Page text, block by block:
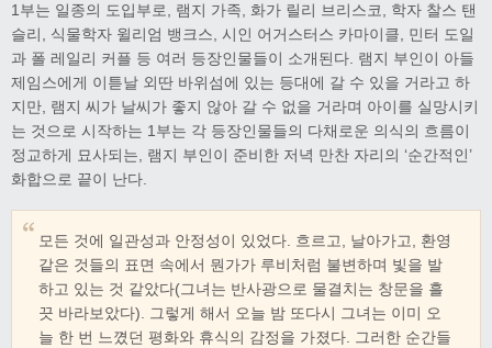
1부는 일종의 도입부로, 램지 가족, 화가 릴리 브리스코, 학자 찰스 탠
슬리, 식물학자 윌리엄 뱅크스, 시인 어거스터스 카마이클, 민터 도일
과 폴 레일리 커플 등 여러 등장인물들이 소개된다. 램지 부인이 아들
제임스에게 이튿날 외딴 바위섬에 있는 등대에 갈 수 있을 거라고 하
지만, 램지 씨가 날씨가 좋지 않아 갈 수 없을 거라며 아이를 실망시키
는 것으로 시작하는 1부는 각 등장인물들의 다채로운 의식의 흐름이
정교하게 묘사되는, 램지 부인이 준비한 저녁 만찬 자리의 ‘순간적인’
화합으로 끝이 난다.
모든 것에 일관성과 안정성이 있었다. 흐르고, 날아가고, 환영
같은 것들의 표면 속에서 뭔가가 루비처럼 불변하며 빛을 발
하고 있는 것 같았다(그녀는 반사광으로 물결치는 창문을 흘
끗 바라보았다). 그렇게 해서 오늘 밤 또다시 그녀는 이미 오
늘 한 번 느꼈던 평화와 휴식의 감정을 가졌다. 그러한 순간들